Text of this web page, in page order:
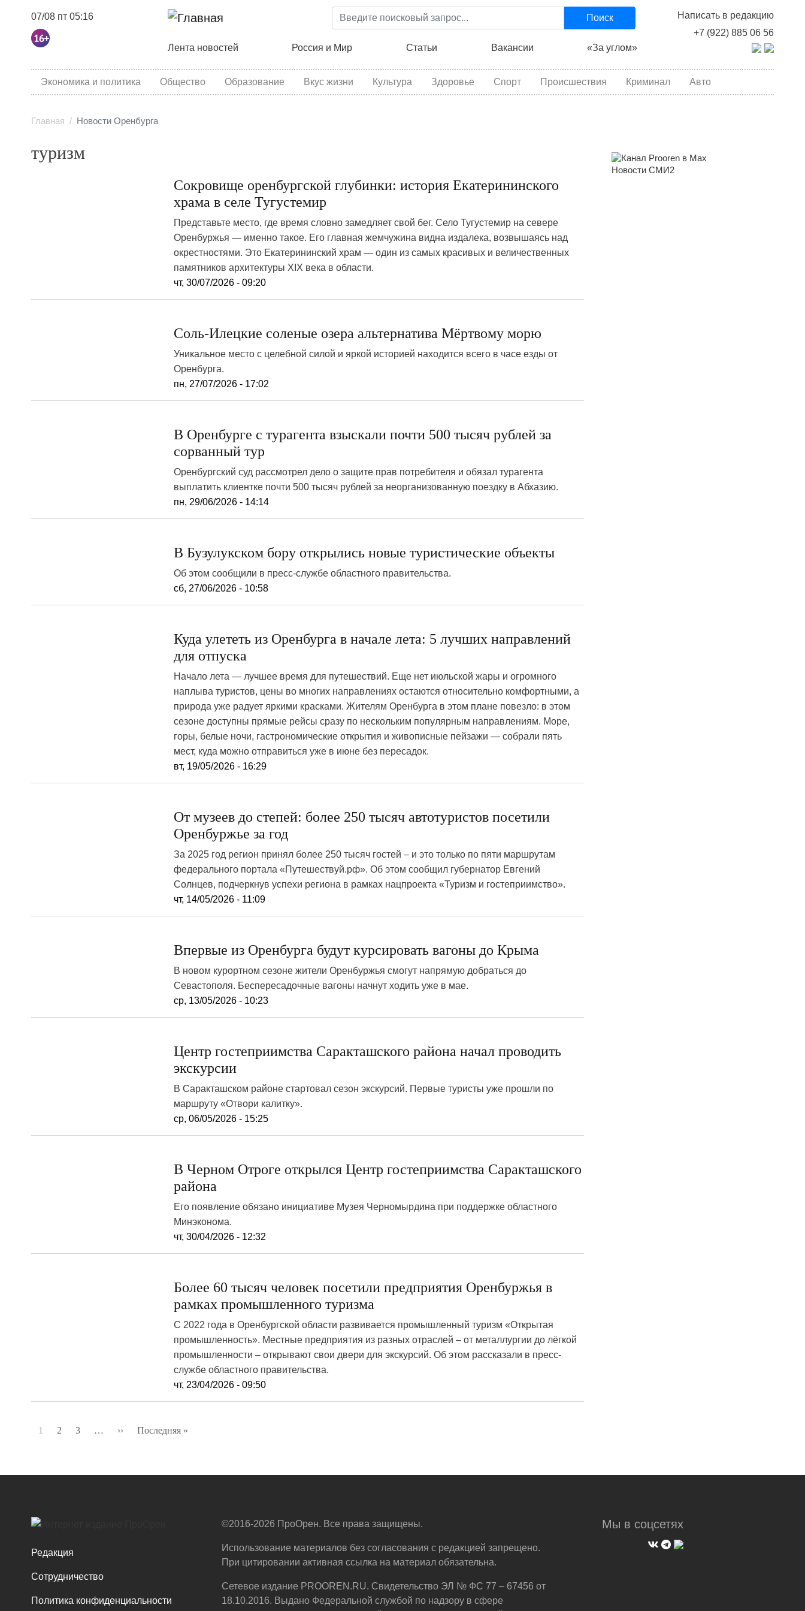
Перейти
к
содержанию
07/08 пт 05:16
Написать в редакцию
+7 (922) 885 06 56
Поиск
Основная навигация
Лента новостей Россия и Мир Статьи Вакансии «За углом»
category menu
Экономика и политика Общество Образование Вкус жизни Культура Здоровье Спорт Происшествия Криминал Авто
Главная Новости Оренбурга
туризм
Сокровище оренбургской глубинки: история Екатерининского
храма в селе Тугустемир
Представьте место, где время словно замедляет свой бег. Село Тугустемир на севере
Оренбуржья — именно такое. Его главная жемчужина видна издалека, возвышаясь над
окрестностями. Это Екатерининский храм — один из самых красивых и величественных
памятников архитектуры XIX века в области.
чт, 30/07/2026 - 09:20
Соль-Илецкие соленые озера альтернатива Мёртвому морю
Уникальное место с целебной силой и яркой историей находится всего в часе езды от
Оренбурга.
пн, 27/07/2026 - 17:02
В Оренбурге с турагента взыскали почти 500 тысяч рублей за
сорванный тур
Оренбургский суд рассмотрел дело о защите прав потребителя и обязал турагента
выплатить клиентке почти 500 тысяч рублей за неорганизованную поездку в Абхазию.
пн, 29/06/2026 - 14:14
В Бузулукском бору открылись новые туристические объекты
Об этом сообщили в пресс-службе областного правительства.
сб, 27/06/2026 - 10:58
Куда улететь из Оренбурга в начале лета: 5 лучших направлений
для отпуска
Начало лета — лучшее время для путешествий. Еще нет июльской жары и огромного
наплыва туристов, цены во многих направлениях остаются относительно комфортными, а
природа уже радует яркими красками. Жителям Оренбурга в этом плане повезло: в этом
сезоне доступны прямые рейсы сразу по нескольким популярным направлениям. Море,
горы, белые ночи, гастрономические открытия и живописные пейзажи — собрали пять
мест, куда можно отправиться уже в июне без пересадок.
вт, 19/05/2026 - 16:29
От музеев до степей: более 250 тысяч автотуристов посетили
Оренбуржье за год
За 2025 год регион принял более 250 тысяч гостей – и это только по пяти маршрутам
федерального портала «Путешествуй.рф». Об этом сообщил губернатор Евгений
Солнцев, подчеркнув успехи региона в рамках нацпроекта «Туризм и гостеприимство».
чт, 14/05/2026 - 11:09
Впервые из Оренбурга будут курсировать вагоны до Крыма
В новом курортном сезоне жители Оренбуржья смогут напрямую добраться до
Севастополя. Беспересадочные вагоны начнут ходить уже в мае.
ср, 13/05/2026 - 10:23
Центр гостеприимства Саракташского района начал проводить
экскурсии
В Саракташском районе стартовал сезон экскурсий. Первые туристы уже прошли по
маршруту «Отвори калитку».
ср, 06/05/2026 - 15:25
В Черном Отроге открылся Центр гостеприимства Саракташского
района
Его появление обязано инициативе Музея Черномырдина при поддержке областного
Минэконома.
чт, 30/04/2026 - 12:32
Более 60 тысяч человек посетили предприятия Оренбуржья в
рамках промышленного туризма
С 2022 года в Оренбургской области развивается промышленный туризм «Открытая
промышленность». Местные предприятия из разных отраслей – от металлургии до лёгкой
промышленности – открывают свои двери для экскурсий. Об этом рассказали в пресс-
службе областного правительства.
чт, 23/04/2026 - 09:50
Нумерация
1 2 3 … ›› Следующая
Последняя »
Новости СМИ2
Редакция
Сотрудничество
Политика конфиденциальности
Мы в соцсетях
©2016-2026 ПроОрен. Все права защищены.
Использование материалов без согласования с редакцией запрещено.
При цитировании активная ссылка на материал обязательна.
Сетевое издание PROOREN.RU. Свидетельство ЭЛ № ФС 77 – 67456 от
18.10.2016. Выдано Федеральной службой по надзору в сфере